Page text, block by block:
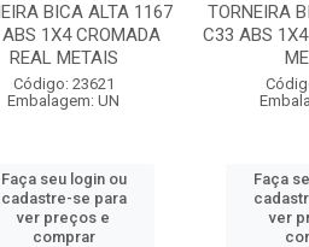
BICA ALTA 1167
1X4 CROMADA
REAL METAIS
Código: 23621
Embalagem: UN
Faça seu login ou
cadastre-se para
ver preços e
comprar
TORNEIRA
C33 ABS
Faça
ver